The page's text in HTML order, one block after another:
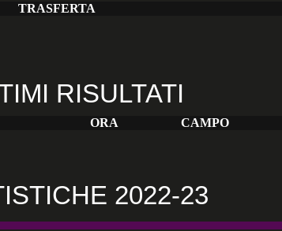
TRASFERTA
RISULTATI
ORA CAMPO
2022-23